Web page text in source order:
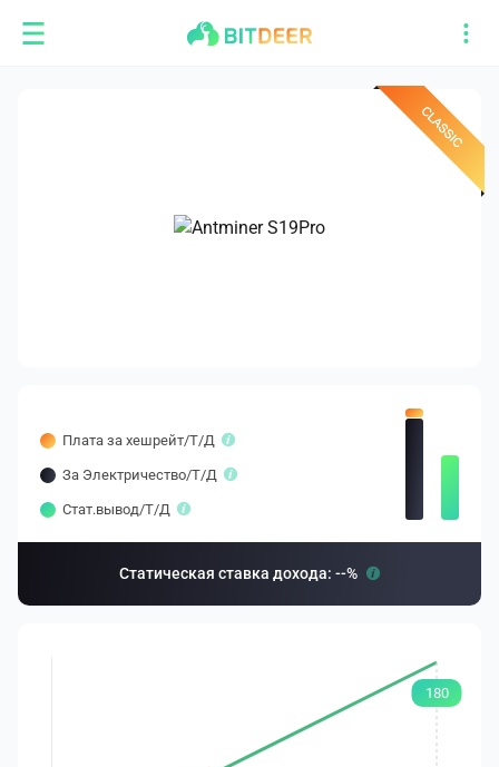
Плата за хешрейт/T/Д
За Электричество/T/Д
Стат.вывод/T/Д
Статическая ставка дохода: --%
180